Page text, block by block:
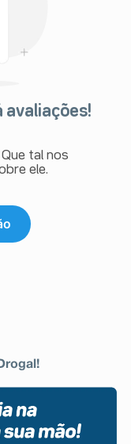
avaliações!
tal nos
ele.